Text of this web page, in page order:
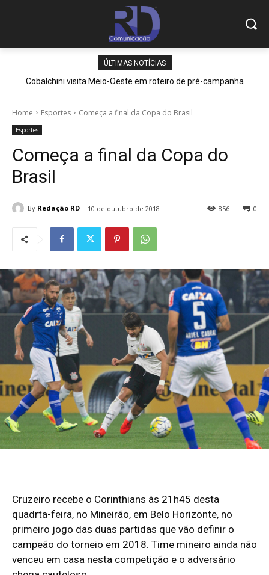
ÚLTIMAS NOTÍCIAS
Cobalchini visita Meio-Oeste em roteiro de pré-campanha
Home Esportes Começa a final da Copa do Brasil
Esportes
Começa a final da Copa do
Brasil
By Redação RD 10 de outubro de 2018 0
856
Cruzeiro recebe o Corinthians às 21h45 desta
quadrta-feira, no Mineirão, em Belo Horizonte, no
primeiro jogo das duas partidas que vão definir o
campeão do torneio em 2018. Time mineiro ainda não
venceu em casa nesta competição e o adversário